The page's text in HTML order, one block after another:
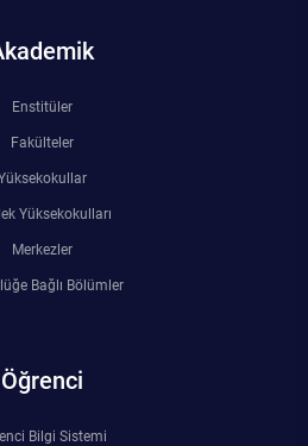
Enstitüler
Fakülteler
Yüksekokulları
Merkezler
Bağlı Bölümler
Öğrenci
Bilgi Sistemi